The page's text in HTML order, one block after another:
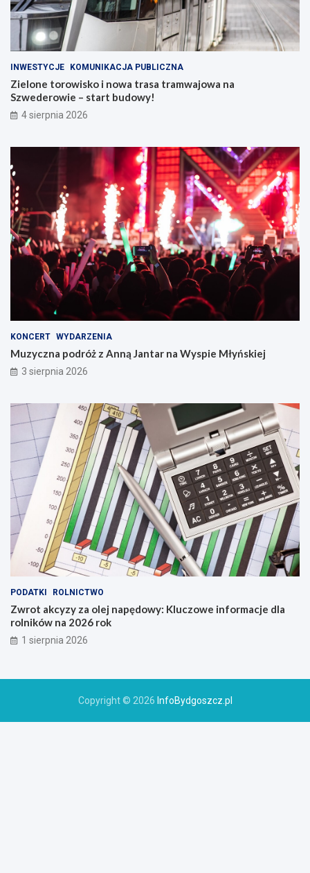
INWESTYCJE KOMUNIKACJA PUBLICZNA
Zielone torowisko i nowa trasa tramwajowa na
Szwederowie – start budowy!
4 sierpnia 2026
KONCERT WYDARZENIA
Muzyczna podróż z Anną Jantar na Wyspie Młyńskiej
3 sierpnia 2026
PODATKI ROLNICTWO
Zwrot akcyzy za olej napędowy: Kluczowe informacje dla
rolników na 2026 rok
1 sierpnia 2026
Copyright © 2026 InfoBydgoszcz.pl